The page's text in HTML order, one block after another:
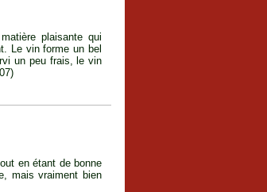
plaisante qui
Le vin forme un bel
un peu frais, le vin
en étant de bonne
mais vraiment bien